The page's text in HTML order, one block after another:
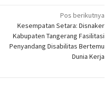
Pos berikutnya
Kesempatan Setara: Disnaker
Kabupaten Tangerang Fasilitasi
Penyandang Disabilitas Bertemu
Dunia Kerja